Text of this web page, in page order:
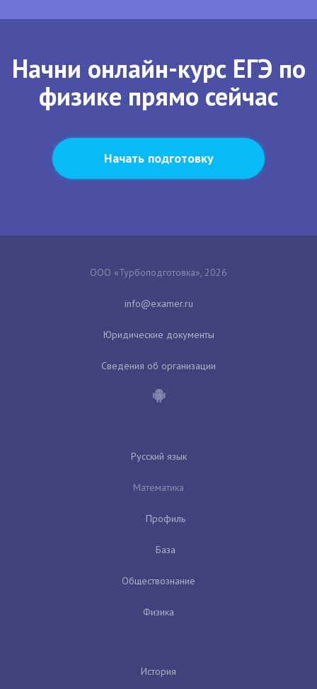
Начни онлайн-курс ЕГЭ по
физике прямо сейчас
Начать подготовку
ООО «Турбоподготовка», 2026
Юридические документы
Сведения об организации
Русский язык
Математика
Профиль
База
Обществознание
Физика
История